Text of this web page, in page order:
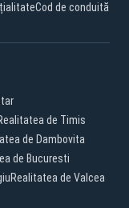
Cod de conduită
de Timis
de Dambovita
de Bucuresti
Realitatea de Valcea